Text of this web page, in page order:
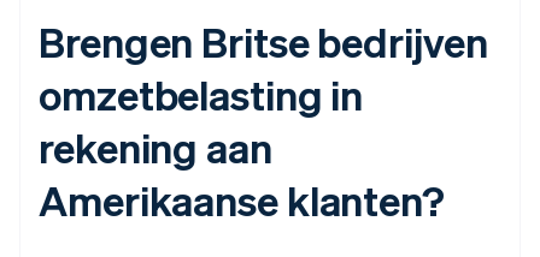
Brengen Britse bedrijven
omzetbelasting in
rekening aan
Amerikaanse klanten?